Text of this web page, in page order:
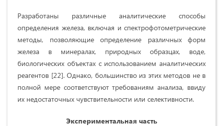
Разработаны различные аналитические способы
определения железа, включая и спектрофотометрические
методы, позволяющие определение различных форм
железа в минералах, природных образцах, воде,
биологических объектах с использованием аналитических
реагентов [22]. Однако, большинство из этих методов не в
полной мере соответствуют требованиям анализа, ввиду
их недостаточных чувствительности или селективности.
Экспериментальная часть